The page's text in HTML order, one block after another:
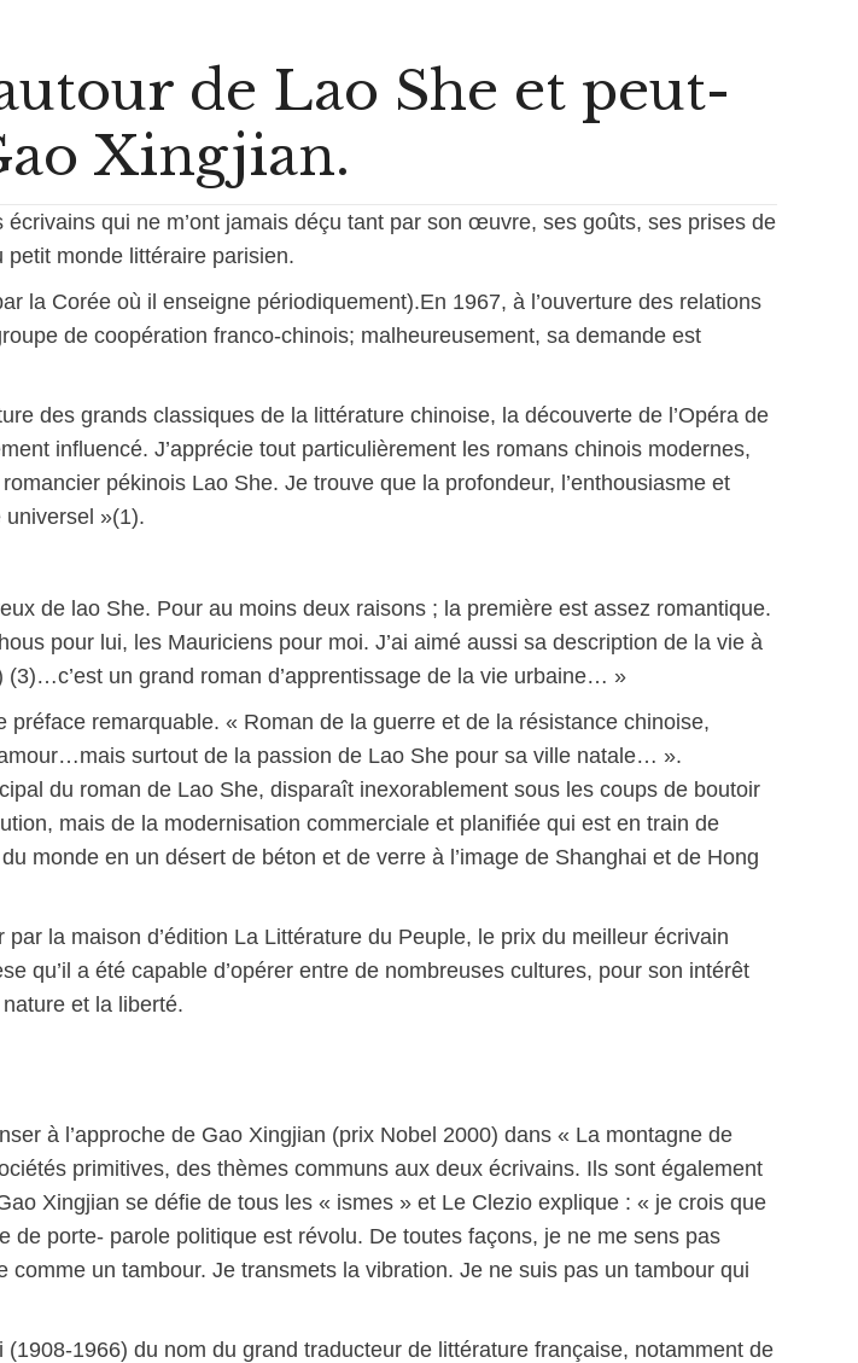
de Lao She et peut-
Xingjian.
qui ne m’ont jamais déçu tant par son œuvre, ses goûts, ses prises de
monde littéraire parisien.
la Corée où il enseigne périodiquement).En 1967, à l’ouverture des relations
de coopération franco-chinois; malheureusement, sa demande est
des grands classiques de la littérature chinoise, la découverte de l’Opéra de
influencé. J’apprécie tout particulièrement les romans chinois modernes,
pékinois Lao She. Je trouve que la profondeur, l’enthousiasme et
universel »(1).
de lao She. Pour au moins deux raisons ; la première est assez romantique.
pour lui, les Mauriciens pour moi. J’ai aimé aussi sa description de la vie à
un grand roman d’apprentissage de la vie urbaine… »
remarquable. « Roman de la guerre et de la résistance chinoise,
surtout de la passion de Lao She pour sa ville natale… ».
du roman de Lao She, disparaît inexorablement sous les coups de boutoir
mais de la modernisation commerciale et planifiée qui est en train de
monde en un désert de béton et de verre à l’image de Shanghai et de Hong
la maison d’édition La Littérature du Peuple, le prix du meilleur écrivain
qu’il a été capable d’opérer entre de nombreuses cultures, pour son intérêt
et la liberté.
à l’approche de Gao Xingjian (prix Nobel 2000) dans « La montagne de
primitives, des thèmes communs aux deux écrivains. Ils sont également
Xingjian se défie de tous les « ismes » et Le Clezio explique : « je crois que
de porte- parole politique est révolu. De toutes façons, je ne me sens pas
un tambour. Je transmets la vibration. Je ne suis pas un tambour qui
1966) du nom du grand traducteur de littérature française, notamment de